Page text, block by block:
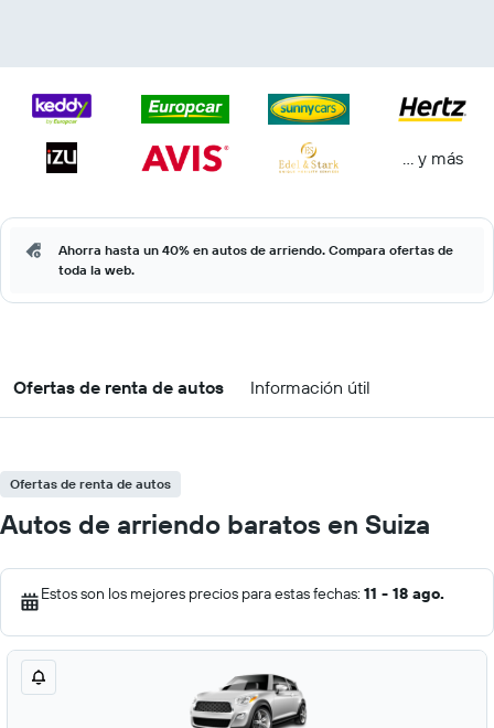
… y más
Ahorra hasta un 40% en autos de arriendo. Compara ofertas de
toda la web.
Ofertas de renta de autos Información útil
Ofertas de renta de autos
Autos de arriendo baratos en Suiza
Estos son los mejores precios para estas fechas: 11 - 18 ago.